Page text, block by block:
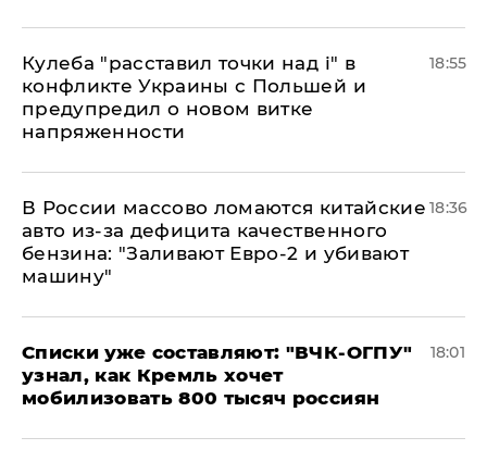
Кулеба "расставил точки над і" в
конфликте Украины с Польшей и
предупредил о новом витке
напряженности
18:55
В России массово ломаются китайские
авто из-за дефицита качественного
бензина: "Заливают Евро-2 и убивают
машину"
18:36
Списки уже составляют: "ВЧК-ОГПУ"
узнал, как Кремль хочет
мобилизовать 800 тысяч россиян
18:01